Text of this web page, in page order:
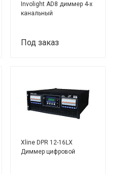
Involight AD8 диммер 4-х
канальный
Под заказ
Xline DPR 12-16LX
Диммер цифровой